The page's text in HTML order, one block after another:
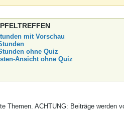
mit Vorschau
ohne Quiz
Ansicht ohne Quiz
Themen. ACHTUNG: Beiträge werden